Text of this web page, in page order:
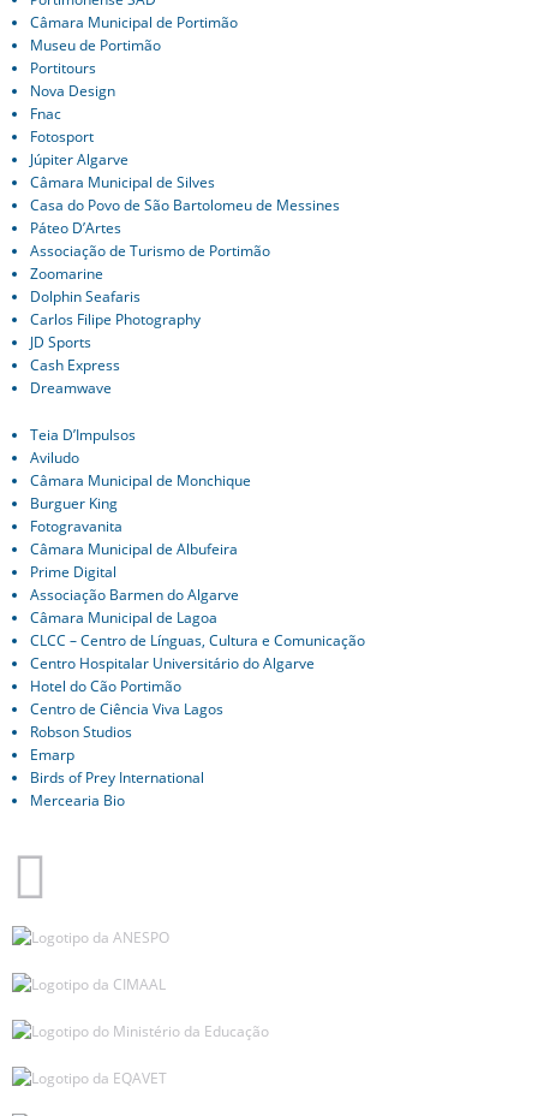
Câmara Municipal de Portimão
Museu de Portimão
Portitours
Nova Design
Fnac
Fotosport
Júpiter Algarve
Câmara Municipal de Silves
Casa do Povo de São Bartolomeu de Messines
Páteo D’Artes
Associação de Turismo de Portimão
Zoomarine
Dolphin Seafaris
Carlos Filipe Photography
JD Sports
Cash Express
Dreamwave
Teia D’Impulsos
Aviludo
Câmara Municipal de Monchique
Burguer King
Fotogravanita
Câmara Municipal de Albufeira
Prime Digital
Associação Barmen do Algarve
Câmara Municipal de Lagoa
CLCC – Centro de Línguas, Cultura e Comunicação
Centro Hospitalar Universitário do Algarve
Hotel do Cão Portimão
Centro de Ciência Viva Lagos
Robson Studios
Emarp
Birds of Prey International
Mercearia Bio